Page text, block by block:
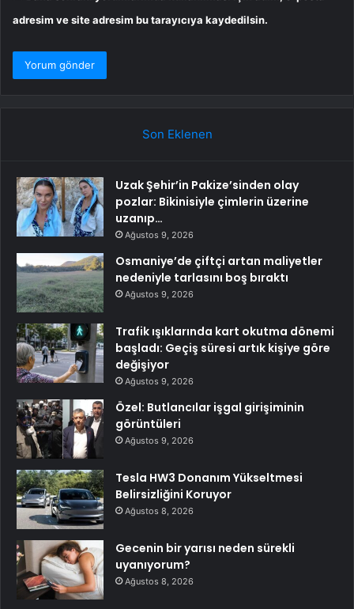
adresim ve site adresim bu tarayıcıya kaydedilsin.
Son Eklenen
Uzak Şehir’in Pakize’sinden olay
pozlar: Bikinisiyle çimlerin üzerine
uzanıp…
Ağustos 9, 2026
Osmaniye’de çiftçi artan maliyetler
nedeniyle tarlasını boş bıraktı
Ağustos 9, 2026
Trafik ışıklarında kart okutma dönemi
başladı: Geçiş süresi artık kişiye göre
değişiyor
Ağustos 9, 2026
Özel: Butlancılar işgal girişiminin
görüntüleri
Ağustos 9, 2026
Tesla HW3 Donanım Yükseltmesi
Belirsizliğini Koruyor
Ağustos 8, 2026
Gecenin bir yarısı neden sürekli
uyanıyorum?
Ağustos 8, 2026